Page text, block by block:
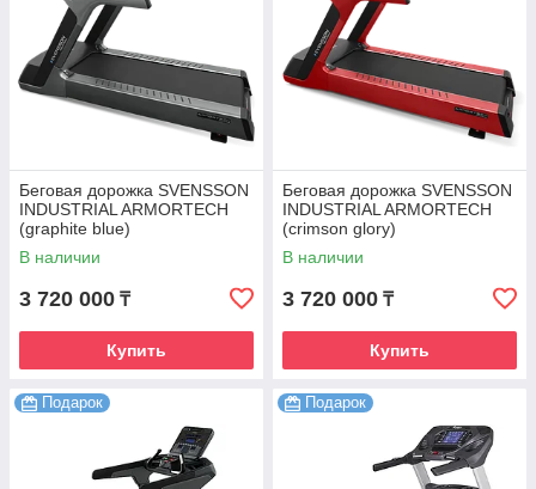
Беговая дорожка SVENSSON
INDUSTRIAL ARMORTECH
(graphite blue)
В наличии
3 720 000 ₸
Купить
Беговая дорожка SVENSSON
INDUSTRIAL ARMORTECH
(crimson glory)
В наличии
3 720 000 ₸
Купить
Подарок Подарок